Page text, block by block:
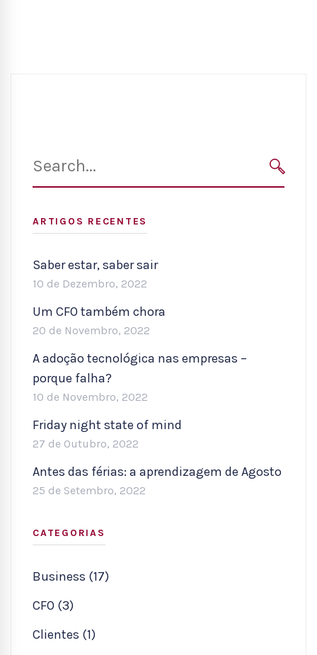
for:
ARTIGOS RECENTES
Saber estar, saber sair
10 de Dezembro, 2022
Um CFO também chora
20 de Novembro, 2022
A adoção tecnológica nas empresas –
porque falha?
10 de Novembro, 2022
Friday night state of mind
27 de Outubro, 2022
Antes das férias: a aprendizagem de Agosto
25 de Setembro, 2022
CATEGORIAS
Business (17)
CFO (3)
Clientes (1)